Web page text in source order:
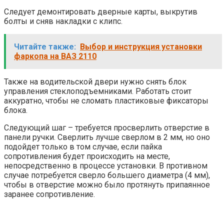
Следует демонтировать дверные карты, выкрутив
болты и сняв накладки с клипс.
Читайте также: Выбор и инструкция установки
фаркопа на ВАЗ 2110
Также на водительской двери нужно снять блок
управления стеклоподъемниками. Работать стоит
аккуратно, чтобы не сломать пластиковые фиксаторы
блока.
Следующий шаг – требуется просверлить отверстие в
панели ручки. Сверлить лучше сверлом в 2 мм, но оно
подойдет только в том случае, если пайка
сопротивления будет происходить на месте,
непосредственно в процессе установки. В противном
случае потребуется сверло большего диаметра (4 мм),
чтобы в отверстие можно было протянуть припаянное
заранее сопротивление.